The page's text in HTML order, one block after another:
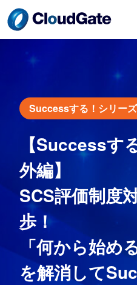
Successする！シリーズ
【Successす
外編】
SCS評価制度
歩！
「何から始め
を解消して